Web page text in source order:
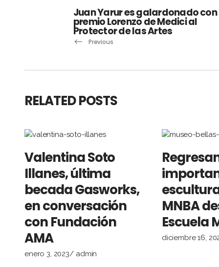
Juan Yarur es galardonado con
premio Lorenzo de Medici al
Protector de las Artes
Previous
RELATED POSTS
Valentina Soto
Illanes, última
becada Gasworks,
en conversación
con Fundación
AMA
enero 3, 2023 admin
MNBA
Escuela
diciembre 16,